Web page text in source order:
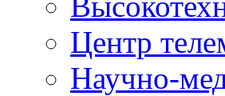
Центр
Научно-